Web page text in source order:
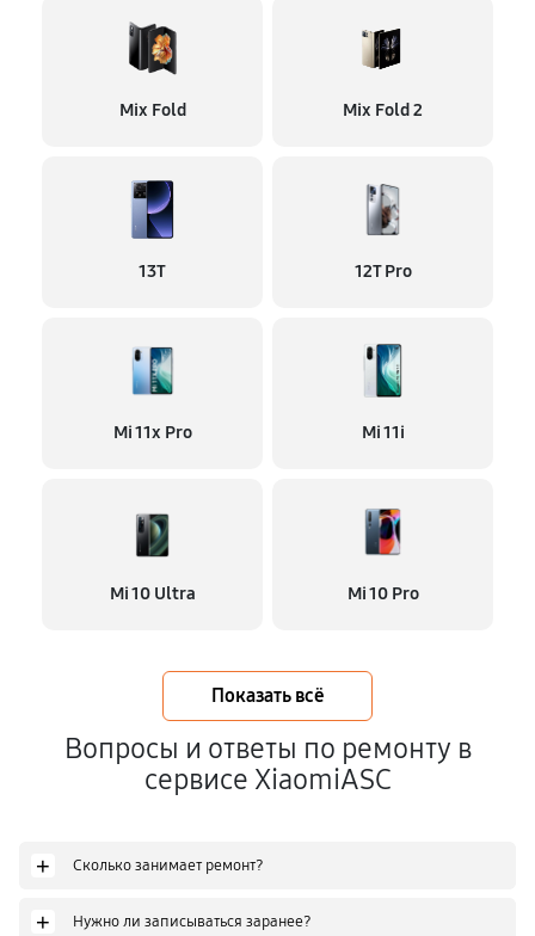
Mix Fold Mix Fold 2
13T 12T Pro
Mi 11x Pro Mi 11i
Mi 10 Ultra Mi 10 Pro
Показать всё
Вопросы и ответы по ремонту в
сервисе XiaomiASC
+ Сколько занимает ремонт?
+ Нужно ли записываться заранее?